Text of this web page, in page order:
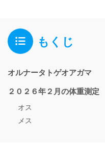
もくじ
オルナータトゲオアガマ
２０２６年２月の体重測定
オス
メス